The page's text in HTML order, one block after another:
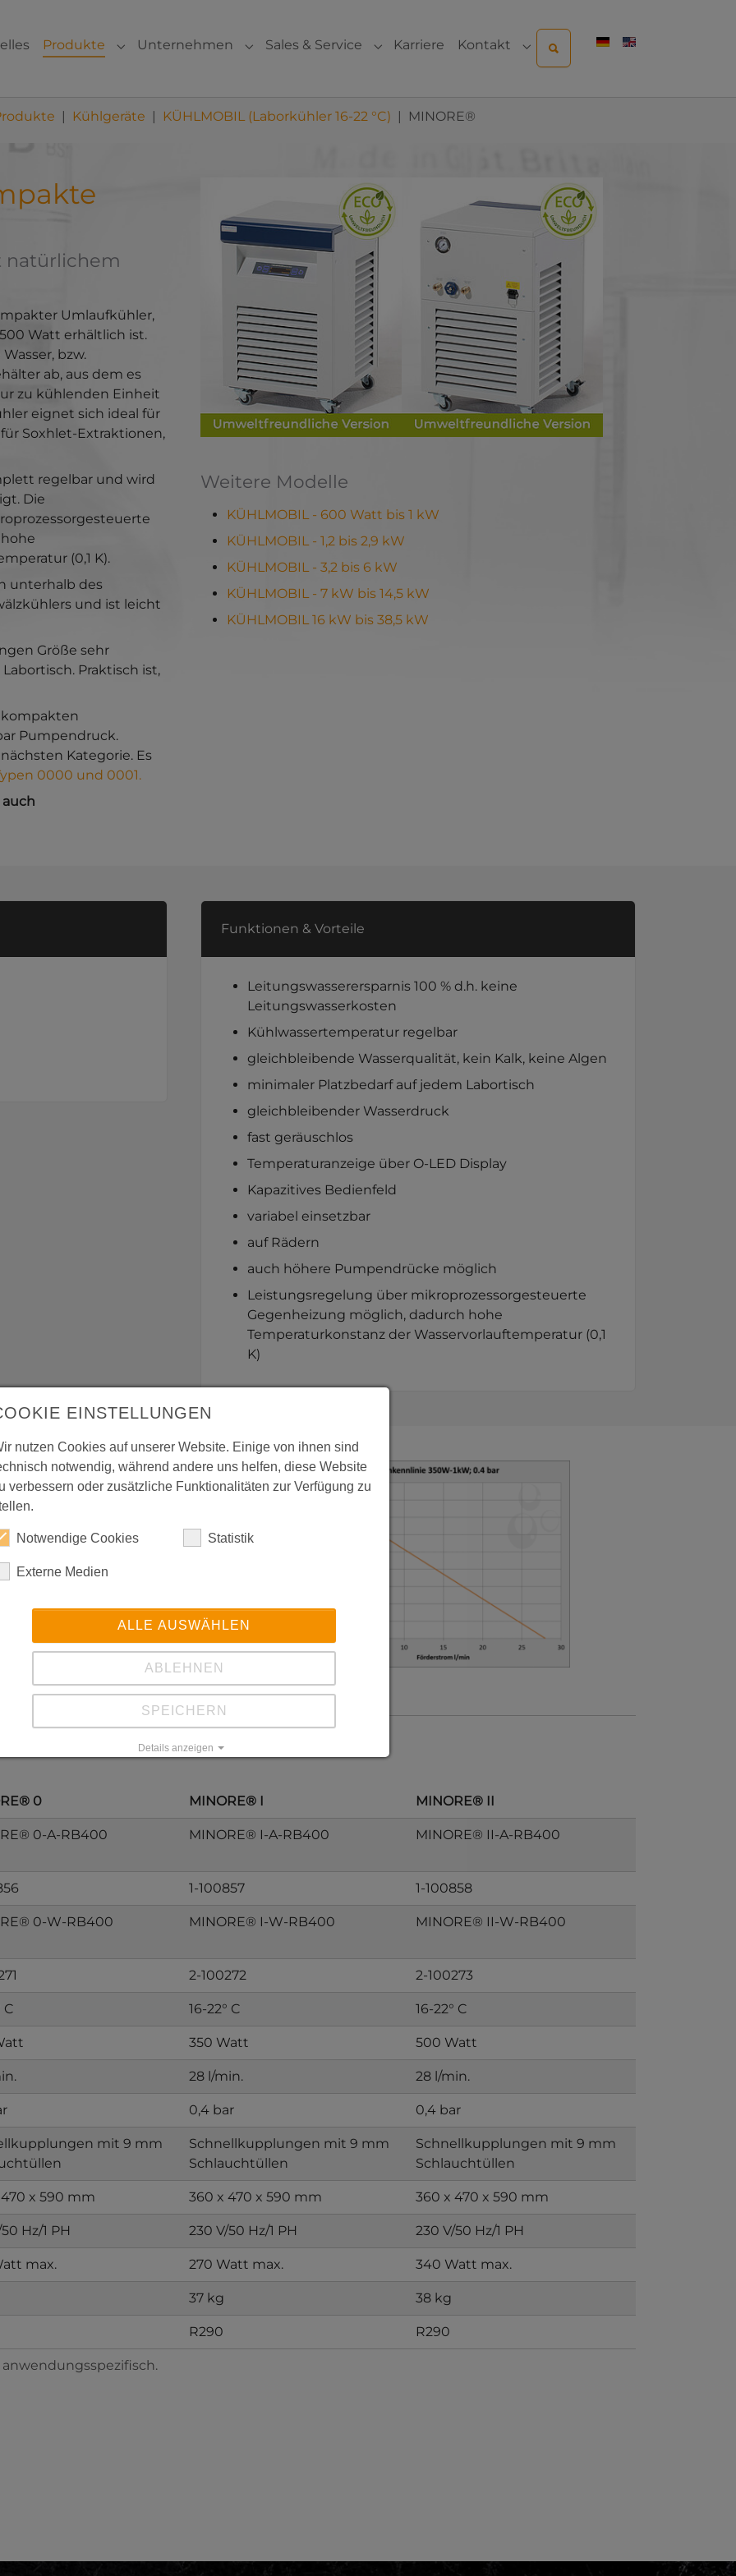
Produkte
Submenu for "Produkte"
Unternehmen
Submenu for "Unternehmen"
Sales & Service
Submenu for "Sales & Service"
Karriere Kontakt
Submenu for "Kontakt"
Kühlgeräte KÜHLMOBIL (Laborkühler 16-22 °C) MINORE®
natürlichem
Umlaufkühler,
Watt erhältlich ist.
bzw.
ab, aus dem es
zu kühlenden Einheit
eignet sich ideal für
Soxhlet-Extraktionen,
regelbar und wird
Die
(0,1 K).
unterhalb des
und ist leicht
Größe sehr
Praktisch ist,
kompakten
Pumpendruck.
Kategorie. Es
0000 und 0001.
Show larger version for: Show larger version for:
Weitere Modelle
KÜHLMOBIL - 600 Watt bis 1 kW
KÜHLMOBIL - 1,2 bis 2,9 kW
KÜHLMOBIL - 3,2 bis 6 kW
KÜHLMOBIL - 7 kW bis 14,5 kW
KÜHLMOBIL 16 kW bis 38,5 kW
Funktionen & Vorteile
Leitungswasserersparnis 100 % d.h. keine
Leitungswasserkosten
Kühlwassertemperatur regelbar
gleichbleibende Wasserqualität, kein Kalk, keine Algen
minimaler Platzbedarf auf jedem Labortisch
gleichbleibender Wasserdruck
fast geräuschlos
Temperaturanzeige über O-LED Display
Kapazitives Bedienfeld
variabel einsetzbar
auf Rädern
auch höhere Pumpendrücke möglich
Leistungsregelung über mikroprozessorgesteuerte
Gegenheizung möglich, dadurch hohe
Temperaturkonstanz der Wasservorlauftemperatur (0,1
K)
Show larger version for: Show larger version for:
0 MINORE® I MINORE® II
0-A-RB400 MINORE® I-A-RB400 MINORE® II-A-RB400
1-100857 1-100858
0-W-RB400 MINORE® I-W-RB400 MINORE® II-W-RB400
2-100272 2-100273
C 16-22° C 16-22° C
350 Watt 500 Watt
28 l/min. 28 l/min.
0,4 bar 0,4 bar
mit 9 mm
Schnellkupplungen mit 9 mm
Schlauchtüllen
Schnellkupplungen mit 9 mm
Schlauchtüllen
x 590 mm 360 x 470 x 590 mm 360 x 470 x 590 mm
Hz/1 PH 230 V/50 Hz/1 PH 230 V/50 Hz/1 PH
max. 270 Watt max. 340 Watt max.
37 kg 38 kg
R290 R290
EINSTELLUNGEN
nutzen Cookies auf unserer Website. Einige von ihnen sind
notwendig, während andere uns helfen, diese Website
verbessern oder zusätzliche Funktionalitäten zur Verfügung zu
Notwendige Cookies Statistik
Externe Medien
ALLE AUSWÄHLEN
ABLEHNEN
SPEICHERN
Details anzeigen